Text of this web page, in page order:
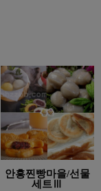
안흥찐빵마을/선물
세트Ⅲ